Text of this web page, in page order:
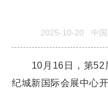
2025-10-20 中
10月16日，第52
纪城新国际会展中心